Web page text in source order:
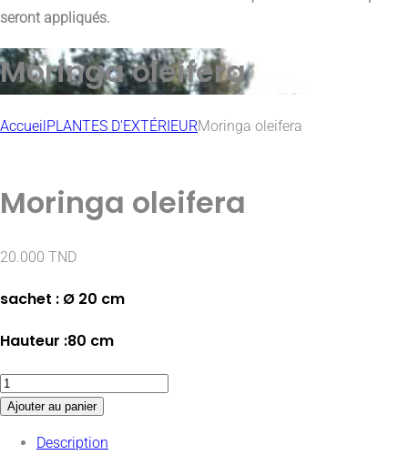
seront appliqués.
Moringa oleifera
AccueilPLANTES D'EXTÉRIEURMoringa oleifera
Moringa oleifera
20.000 TND
sachet : Ø 20 cm
Hauteur :80 cm
Ajouter au panier
Description